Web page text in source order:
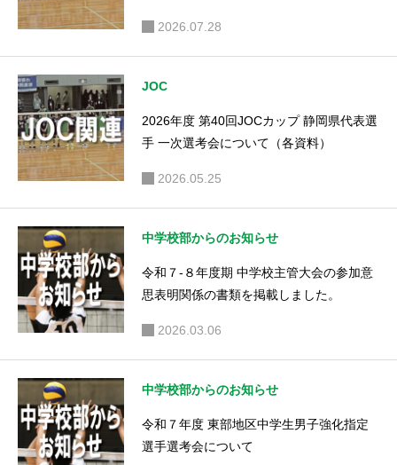
2026.07.28
JOC
2026年度 第40回JOCカップ 静岡県代表選
手 一次選考会について（各資料）
2026.05.25
中学校部からのお知らせ
令和７‐８年度期 中学校主管大会の参加意
思表明関係の書類を掲載しました。
2026.03.06
中学校部からのお知らせ
令和７年度 東部地区中学生男子強化指定
選手選考会について